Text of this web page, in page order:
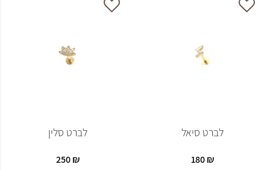
לברט סיאל
180₪
לברט סלין
250₪